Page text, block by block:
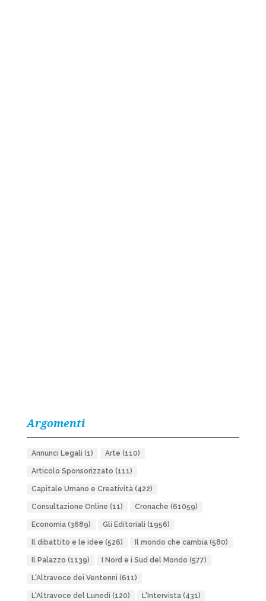
Argomenti
Annunci Legali (1) Arte (110)
Articolo Sponsorizzato (111)
Capitale Umano e Creatività(422)
Consultazione Online (11) Cronache (61059)
Economia(3689) Gli Editoriali (1956)
Il dibattito e le idee (526) Il mondo che cambia(580)
Il Palazzo (1139) I Nord e i Sud del Mondo (577)
L'Altravoce dei Ventenni (611)
L'Altravoce del Lunedì (120) L'Intervista(431)